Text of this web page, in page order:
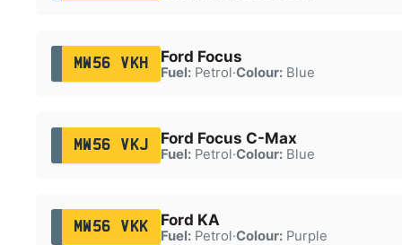
MW56 VKH Ford Focus
Fuel:Petrol·Colour:Blue
MW56 VKJ Ford Focus C-Max
Fuel:Petrol·Colour:Blue
MW56 VKK Ford KA
Fuel:Petrol·Colour:Purple